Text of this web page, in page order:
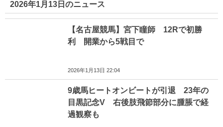
2026年1月13日のニュース
【名古屋競馬】宮下瞳師 12Rで初勝
利 開業から5戦目で
2026年1月13日 22:04
9歳馬ヒートオンビートが引退 23年の
目黒記念V 右後肢飛節部分に腫脹で経
過観察も